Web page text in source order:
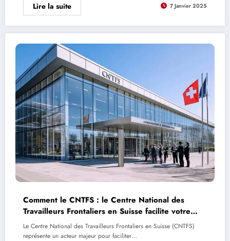
Lire la suite 7 Janvier 2025
Comment le CNTFS : le Centre National des
Travailleurs Frontaliers en Suisse facilite votre
recherche immobiliere
Le Centre National des Travailleurs Frontaliers en Suisse (CNTFS)
représente un acteur majeur pour faciliter…